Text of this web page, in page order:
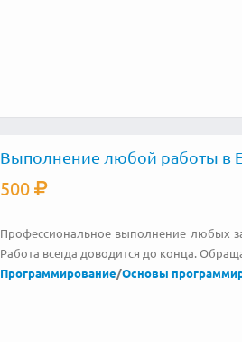
Выполнение любой работы в
500
Профессиональное выполнение любых
Работа всегда доводится до конца.
Программирование/Основы